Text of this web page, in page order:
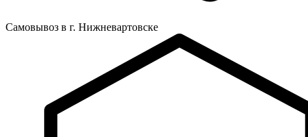
Самовывоз в г. Нижневартовске